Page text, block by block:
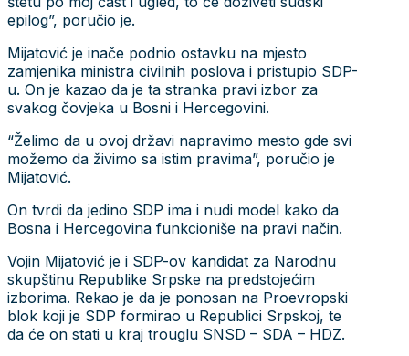
epilog”, poručio je.
Mijatović je inače podnio ostavku na mjesto
zamjenika ministra civilnih poslova i pristupio SDP-
u. On je kazao da je ta stranka pravi izbor za
svakog čovjeka u Bosni i Hercegovini.
“Želimo da u ovoj državi napravimo mesto gde svi
možemo da živimo sa istim pravima”, poručio je
Mijatović.
On tvrdi da jedino SDP ima i nudi model kako da
Bosna i Hercegovina funkcioniše na pravi način.
Vojin Mijatović je i SDP-ov kandidat za Narodnu
skupštinu Republike Srpske na predstojećim
izborima. Rekao je da je ponosan na Proevropski
blok koji je SDP formirao u Republici Srpskoj, te
da će on stati u kraj trouglu SNSD – SDA – HDZ.